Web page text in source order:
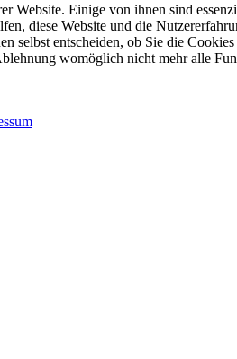
Website. Einige von ihnen sind
diese Website und die
selbst entscheiden, ob Sie die
womöglich nicht mehr alle